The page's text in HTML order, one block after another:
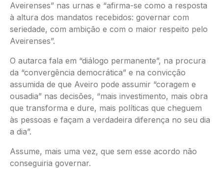
Aveirenses” nas urnas e “afirma-se como a resposta
à altura dos mandatos recebidos: governar com
seriedade, com ambição e com o maior respeito pelo
Aveirenses”.
O autarca fala em “diálogo permanente”, na procura
da “convergência democrática” e na convicção
assumida de que Aveiro pode assumir “coragem e
ousadia” nas decisões, “mais investimento, mais obra
que transforma e dure, mais políticas que cheguem
às pessoas e façam a verdadeira diferença no seu dia
a dia”.
Assume, mais uma vez, que sem esse acordo não
conseguiria governar.